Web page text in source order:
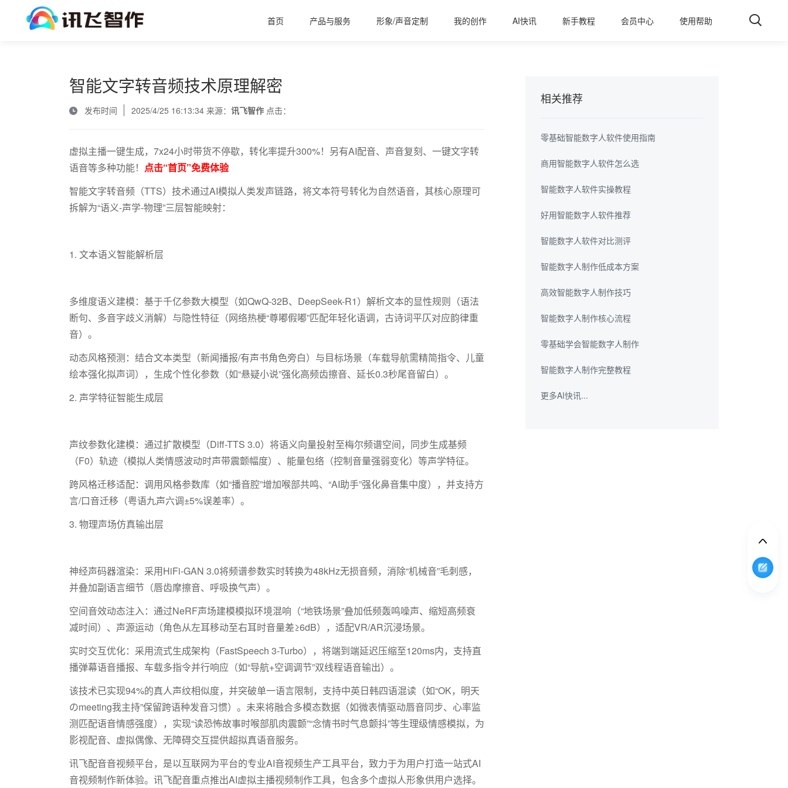
首页 产品与服务 形象/声音定制 我的创作 AI快讯 新手教程 会员中心 使用帮助
智能文字转音频技术原理解密
发布时间 2025/4/25 16:13:34 来源： 讯飞智作点击：
虚拟主播一键生成，7x24小时带货不停歇，转化率提升300%！另有AI配音、声音复刻、一键文字转
语音等多种功能！ 点击“首页”免费体验
智能文字转音频（TTS）技术通过AI模拟人类发声链路，将文本符号转化为自然语音，其核心原理可
拆解为“语义-声学-物理”三层智能映射：
1. 文本语义智能解析层
多维度语义建模：基于千亿参数大模型（如QwQ-32B、 DeepSeek-R1）解析文本的显性规则（语法
断句、多音字歧义消解）与隐性特征（网络热梗“尊嘟假嘟”匹配年轻化语调，古诗词平仄对应韵律重
音）。
动态风格预测：结合文本类型（新闻播报/有声书角色旁白）与目标场景（车载导航需精简指令、儿童
绘本强化拟声词），生成个性化参数（如“悬疑小说”强化高频齿擦音、延长0.3秒尾音留白）。
2. 声学特征智能生成层
声纹参数化建模：通过扩散模型（Diff-TTS 3.0）将语义向量投射至梅尔频谱空间，同步生成基频
（F0）轨迹（模拟人类情感波动时声带震颤幅度）、能量包络（控制音量强弱变化）等声学特征。
跨风格迁移适配：调用风格参数库（如“播音腔”增加喉部共鸣、“AI助手”强化鼻音集中度），并支持方
言/口音迁移（粤语九声六调±5%误差率）。
3. 物理声场仿真输出层
神经声码器渲染：采用HiFi-GAN 3.0将频谱参数实时转换为48kHz无损音频，消除“机械音”毛刺感，
并叠加副语言细节（唇齿摩擦音、呼吸换气声）。
空间音效动态注入：通过NeRF声场建模模拟环境混响（“地铁场景”叠加低频轰鸣噪声、缩短高频衰
减时间）、声源运动（角色从左耳移动至右耳时音量差≥6dB），适配VR/AR沉浸场景。
实时交互优化：采用流式生成架构（FastSpeech 3-Turbo），将端到端延迟压缩至120ms内，支持直
播弹幕语音播报、车载多指令并行响应（如“导航+空调调节”双线程语音输出）。
该技术已实现94%的真人声纹相似度，并突破单一语言限制，支持中英日韩四语混读（如“OK，明天
のmeeting我主持”保留跨语种发音习惯）。未来将融合多模态数据（如微表情驱动唇音同步、心率监
测匹配语音情感强度），实现“读恐怖故事时喉部肌肉震颤”“念情书时气息颤抖”等生理级情感模拟，为
影视配音、虚拟偶像、无障碍交互提供超拟真语音服务。
讯飞配音音视频平台，是以互联网为平台的专业AI音视频生产工具平台，致力于为用户打造一站式AI
音视频制作新体验。讯飞配音重点推出AI虚拟主播视频制作工具，包含多个虚拟人形象供用户选择。
相关推荐
零基础智能数字人软件使用指南
商用智能数字人软件怎么选
智能数字人软件实操教程
好用智能数字人软件推荐
智能数字人软件对比测评
智能数字人制作低成本方案
高效智能数字人制作技巧
智能数字人制作核心流程
零基础学会智能数字人制作
智能数字人制作完整教程
更多AI快讯...